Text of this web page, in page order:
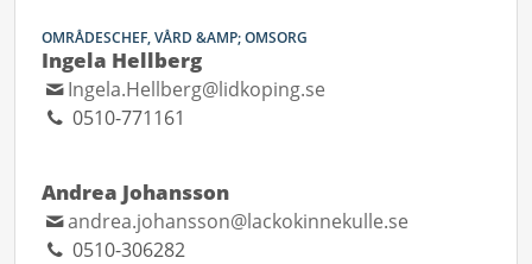
OMRÅDESCHEF, VÅRD &AMP; OMSORG
Ingela Hellberg
Ingela.Hellberg@lidkoping.se
0510-771161
Andrea Johansson
andrea.johansson@lackokinnekulle.se
0510-306282